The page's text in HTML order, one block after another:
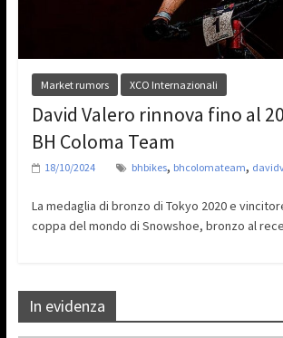
Market rumors XCO Internazionali
David Valero rinnova fino al
BH Coloma Team
18/10/2024 bhbikes, bhcolomateam,
La medaglia di bronzo di Tokyo 2020 e
coppa del mondo di Snowshoe, bronzo al
In evidenza